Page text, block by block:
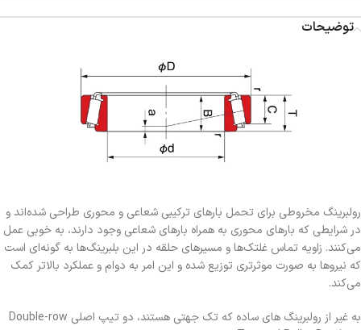
توضیحات
رولبرینگ مخروطی برای تحمل بارهای ترکیبی شعاعی و محوری طراحی شده‌اند و
در شرایطی که بارهای محوری به همراه بارهای شعاعی وجود دارند، به خوبی عمل
می‌کنند. زاویه تماس غلتک‌ها و مسیرهای حلقه در این بلبرینگ‌ها به گونه‌ای است
که نیروها به صورت موثرتری توزیع شده و این امر به دوام و عملکرد بالاتر کمک
می‌کند.
به غیر از رولبرینگ های ساده که تک جهتی هستند، دو تیپ اصلی Double-row